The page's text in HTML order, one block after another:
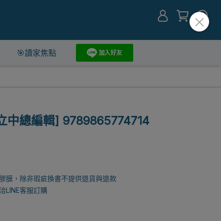
🎯讀家焦點
中總編輯] 9789865774714
膜，除非瑕疵換書不提供退貨與退款
LINE客服訂購